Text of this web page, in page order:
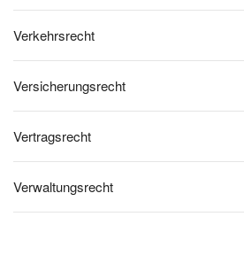
Verkehrsrecht
Versicherungsrecht
Vertragsrecht
Verwaltungsrecht